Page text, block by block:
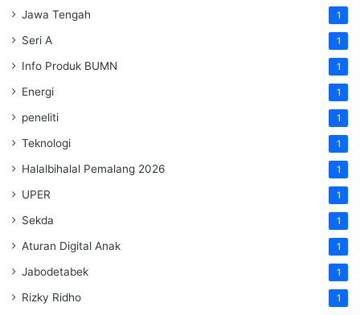
Jawa Tengah 1
Seri A 1
Info Produk BUMN 1
Energi 1
peneliti 1
Teknologi 1
Halalbihalal Pemalang 2026 1
UPER 1
Sekda 1
Aturan Digital Anak 1
Jabodetabek 1
Rizky Ridho 1